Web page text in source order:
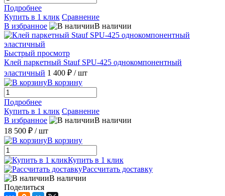
Подробнее
Купить в 1 клик Сравнение
В избранное
В наличии
Быстрый просмотр
Клей паркетный Stauf SPU-425 однокомпонентный
эластичный 1 400 ₽ / шт
В корзину
Подробнее
Купить в 1 клик Сравнение
В избранное
В наличии
18 500 ₽ / шт
В корзину
Купить в 1 клик
Рассчитать доставку
В наличии
Поделиться